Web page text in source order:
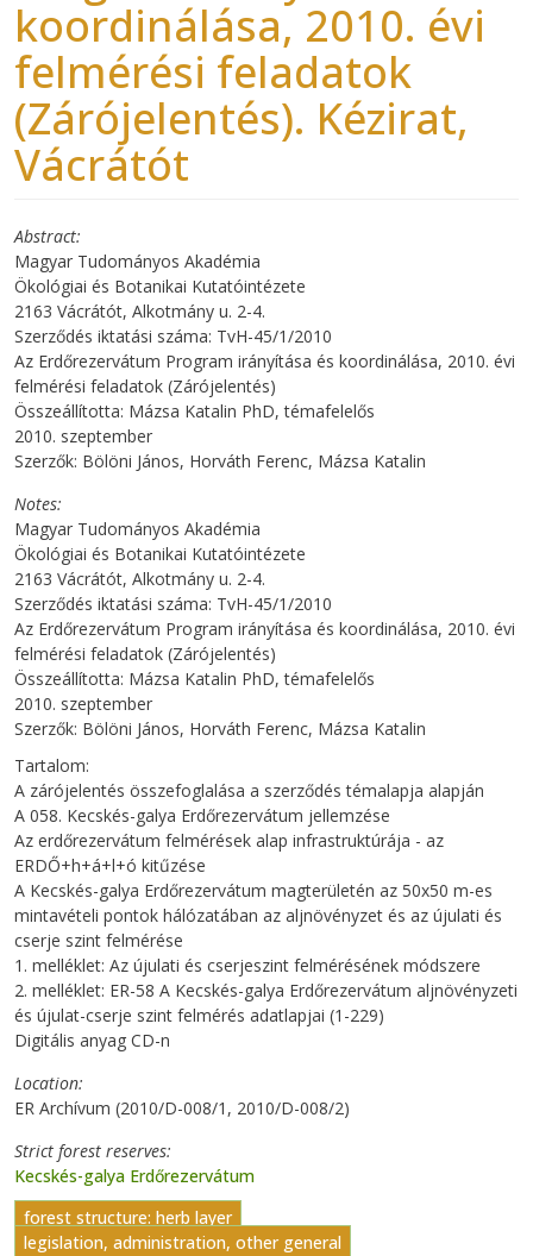
koordinálása, 2010. évi
felmérési feladatok
(Zárójelentés). Kézirat,
Vácrátót
Abstract
Magyar Tudományos Akadémia
Ökológiai és Botanikai Kutatóintézete
2163 Vácrátót, Alkotmány u. 2-4.
Szerződés iktatási száma: TvH-45/1/2010
Az Erdőrezervátum Program irányítása és koordinálása, 2010. évi
felmérési feladatok (Zárójelentés)
Összeállította: Mázsa Katalin PhD, témafelelős
2010. szeptember
Szerzők: Bölöni János, Horváth Ferenc, Mázsa Katalin
Notes
Magyar Tudományos Akadémia
Ökológiai és Botanikai Kutatóintézete
2163 Vácrátót, Alkotmány u. 2-4.
Szerződés iktatási száma: TvH-45/1/2010
Az Erdőrezervátum Program irányítása és koordinálása, 2010. évi
felmérési feladatok (Zárójelentés)
Összeállította: Mázsa Katalin PhD, témafelelős
2010. szeptember
Szerzők: Bölöni János, Horváth Ferenc, Mázsa Katalin
Tartalom:
A zárójelentés összefoglalása a szerződés témalapja alapján
A 058. Kecskés-galya Erdőrezervátum jellemzése
Az erdőrezervátum felmérések alap infrastruktúrája - az
ERDŐ+h+á+l+ó kitűzése
A Kecskés-galya Erdőrezervátum magterületén az 50x50 m-es
mintavételi pontok hálózatában az aljnövényzet és az újulati és
cserje szint felmérése
1. melléklet: Az újulati és cserjeszint felmérésének módszere
2. melléklet: ER-58 A Kecskés-galya Erdőrezervátum aljnövényzeti
és újulat-cserje szint felmérés adatlapjai (1-229)
Digitális anyag CD-n
Location
ER Archívum (2010/D-008/1, 2010/D-008/2)
Strict forest reserves
Kecskés-galya Erdőrezervátum
forest structure: herb layer
legislation, administration, other general